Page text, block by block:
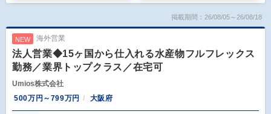
掲載期間：26/08/05～26/08/18
NEW 海外営業
法人営業◆15ヶ国から仕入れる水産物フルフレックス
勤務／業界トップクラス／在宅可
Umios株式会社
500万円～799万円
大阪府